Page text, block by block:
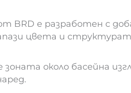
BRD е разработен с
цвета и
зоната около басейна